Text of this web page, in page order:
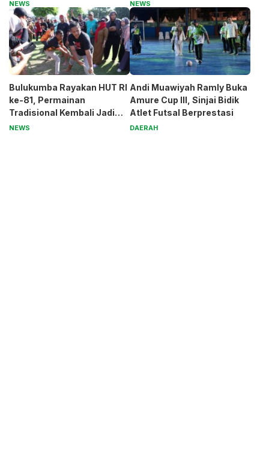
NEWS NEWS
Bulukumba Rayakan HUT RI
ke-81, Permainan
Tradisional Kembali Jadi
Magnet
NEWS
Andi Muawiyah Ramly Buka
Amure Cup III, Sinjai Bidik
Atlet Futsal Berprestasi
DAERAH